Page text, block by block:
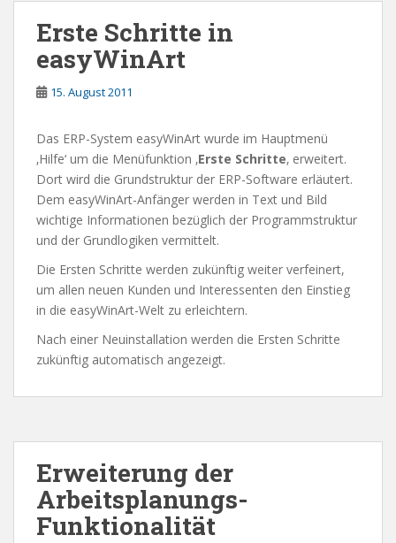
Erste Schritte in
easyWinArt
15. August 2011
Das ERP-System easyWinArt wurde im Hauptmenü
‚Hilfe‘ um die Menüfunktion ‚Erste Schritte‚ erweitert.
Dort wird die Grundstruktur der ERP-Software erläutert.
Dem easyWinArt-Anfänger werden in Text und Bild
wichtige Informationen bezüglich der Programmstruktur
und der Grundlogiken vermittelt.
Die Ersten Schritte werden zukünftig weiter verfeinert,
um allen neuen Kunden und Interessenten den Einstieg
in die easyWinArt-Welt zu erleichtern.
Nach einer Neuinstallation werden die Ersten Schritte
zukünftig automatisch angezeigt.
Erweiterung der
Arbeitsplanungs-
Funktionalität